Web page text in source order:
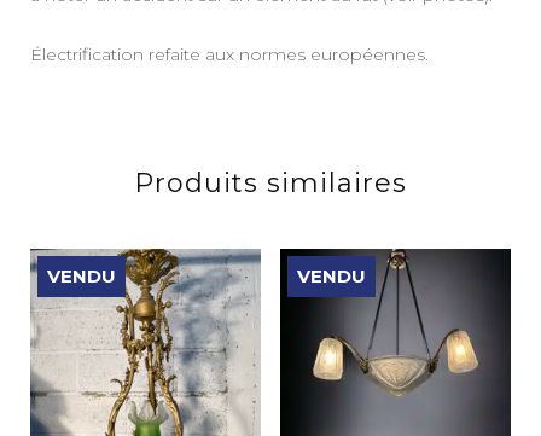
Électrification refaite aux normes européennes.
Produits similaires
VENDU VENDU